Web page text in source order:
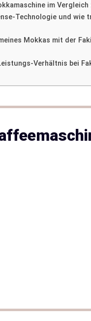
im
Technologie und wie
Mokkas mit der
Verhältnis bei